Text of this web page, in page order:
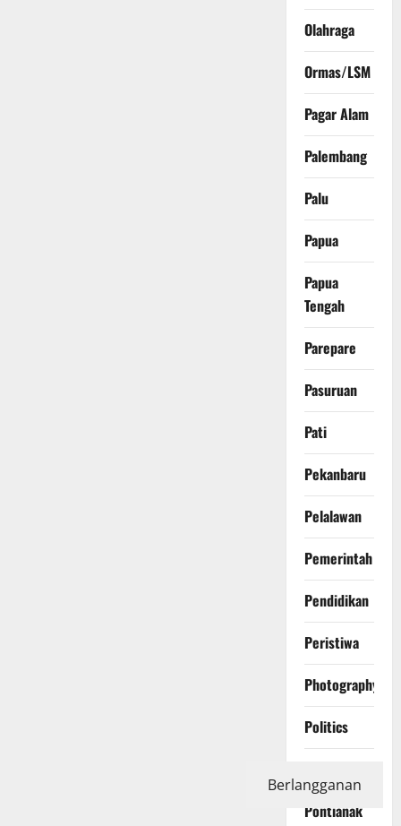
Olahraga
Ormas/LSM
Pagar Alam
Palembang
Palu
Papua
Papua
Tengah
Parepare
Pasuruan
Pati
Pekanbaru
Pelalawan
Pemerintah
Pendidikan
Peristiwa
Photography
Politics
Pontianak
Berlangganan